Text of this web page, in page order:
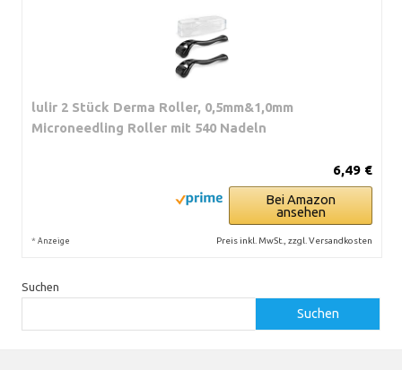
lulir 2 Stück Derma Roller, 0,5mm&1,0mm
Microneedling Roller mit 540 Nadeln
6,49 €
Bei Amazon
ansehen
* Anzeige Preis inkl. MwSt., zzgl. Versandkosten
Suchen
Suchen